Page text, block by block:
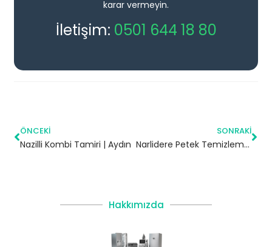
karar vermeyin.
İletişim: 0501 644 18 80
ÖNCEKI
Nazilli Kombi Tamiri | Aydın
SONRAKI
Narlidere Petek Temizleme | İzmir
Hakkımızda